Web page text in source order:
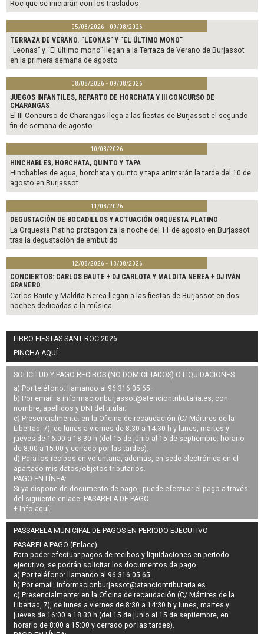
Roc que se iniciarán con los traslados
05/08/2026 - 09/08/2026
TERRAZA DE VERANO. "LEONAS" Y "EL ÚLTIMO MONO"
“Leonas” y “El último mono” llegan a la Terraza de Verano de Burjassot
en la primera semana de agosto
08/08/2026 - 09/08/2026
JUEGOS INFANTILES, REPARTO DE HORCHATA Y III CONCURSO DE
CHARANGAS
El III Concurso de Charangas llega a las fiestas de Burjassot el segundo
fin de semana de agosto
10/08/2026
HINCHABLES, HORCHATA, QUINTO Y TAPA
Hinchables de agua, horchata y quinto y tapa animarán la tarde del 10 de
agosto en Burjassot
11/08/2026
DEGUSTACIÓN DE BOCADILLOS Y ACTUACIÓN ORQUESTA PLATINO
La Orquesta Platino protagoniza la noche del 11 de agosto en Burjassot
tras la degustación de embutido
12/08/2026 - 13/08/2026
CONCIERTOS: CARLOS BAUTE + DJ CARLOTA Y MALDITA NEREA + DJ IVÁN
GRANERO
Carlos Baute y Maldita Nerea llegan a las fiestas de Burjassot en dos
noches dedicadas a la música
LIBRO FIESTAS SANT ROC 2026
PINCHA AQUÍ
SOLICITUD Y PAGO RECIBOS (NO DOMICILIADOS) O LIQUIDACIONES
a) Por teléfono: llamando al 96 316 05 65.
b) Por email: a informacionburjassot@atenciontributaria.es, con
nombre, apellidos y DNI del titular.
c) Presencialmente: en la Oficina de recaudación (C/ Mártires de la
Libertad, 7), de lunes a viernes de 8:30 a 14:30 h y lunes, martes y
jueves de 16:00 a 18:30 h (del 15 de junio al 15 de septiembre: horario
de 8:00 a 15:00 y cerrado por las tardes).
d) Para los recibos en voluntaria, además, en sede electrónica en el
apartado mis datos/objetos tributarios.
PAGO EN LÍNEA:
Si ya dispone de documento de pago, puede efectuar el pago a través
del siguiente enlace: PASARELA DE PAGO
+ Info aquí.
PASSARELA MUNICIPAL DE PAGOS EN PERIODO EJECUTIVO
PASARELA PAGO (Enlace)
Para poder efectuar pagos derecibos y liquidaciones en periodo
ejecutivo , se podrán solicitar los documentos de pago:
a) Por teléfono: llamando al 96 316 05 65.
b) Por email:informacionburjassot@atenciontributaria.es
c) Presencialmente: en la Oficina de recaudación (C/ Mártires de la
Libertad, 7), de lunes a viernes de 8:30 a 14:30 h y lunes, martes y
jueves de 16:00 a 18:30 h (del 15 de junio al 15 de septiembre, en
horario de 8:00 a 15:00 y cerrado por las tardes).